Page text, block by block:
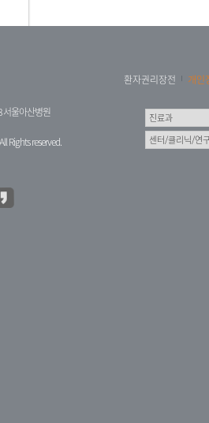
서울아산병원
Rights reserved.
환자권리장전 개인